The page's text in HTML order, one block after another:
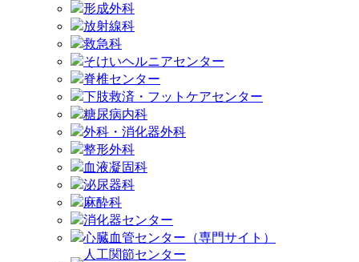
形成外科
放射線科
救急科
そけいヘルニアセンター
脊椎センター
下肢救済・フットケアセンター
糖尿病内科
外科・消化器外科
整形外科
血液凝固科
泌尿器科
麻酔科
消化器センター
心臓血管センター（専門サイト）
人工関節センター